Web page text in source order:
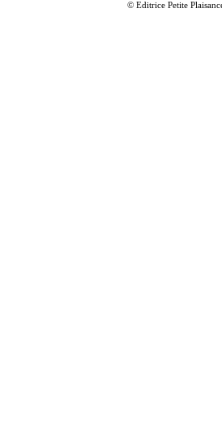
© Editrice Petite